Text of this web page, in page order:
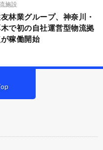
施設
林業グループ、神奈川・
で初の自社運営型物流拠
が稼働開始